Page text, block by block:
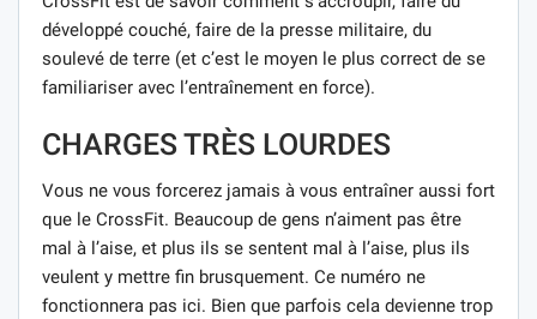
développé couché, faire de la presse militaire, du
soulevé de terre (et c’est le moyen le plus correct de se
familiariser avec l’entraînement en force).
CHARGES TRÈS LOURDES
Vous ne vous forcerez jamais à vous entraîner aussi fort
que le CrossFit. Beaucoup de gens n’aiment pas être
mal à l’aise, et plus ils se sentent mal à l’aise, plus ils
veulent y mettre fin brusquement. Ce numéro ne
fonctionnera pas ici. Bien que parfois cela devienne trop